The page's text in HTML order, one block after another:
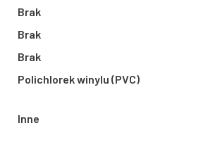
Brak
Brak
Brak
Polichlorek winylu (PVC)
Inne